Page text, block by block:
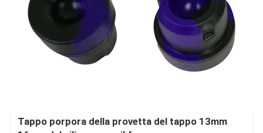
Tappo porpora della provetta del tappo 13mm